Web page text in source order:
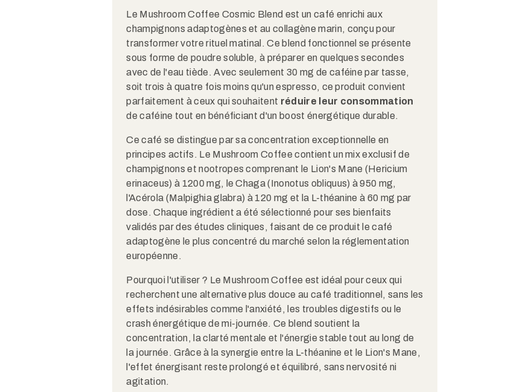
Le Mushroom Coffee Cosmic Blend est un café enrichi aux
champignons adaptogènes et au collagène marin, conçu pour
transformer votre rituel matinal. Ce blend fonctionnel se présente
sous forme de poudre soluble, à préparer en quelques secondes
avec de l'eau tiède. Avec seulement 30 mg de caféine par tasse,
soit trois à quatre fois moins qu'un espresso, ce produit convient
parfaitement à ceux qui souhaitent réduire leur consommation
de caféine tout en bénéficiant d'un boost énergétique durable.​​
Ce café se distingue par sa concentration exceptionnelle en
principes actifs. Le Mushroom Coffee contient un mix exclusif de
champignons et nootropes comprenant le Lion's Mane (Hericium
erinaceus) à 1200 mg, le Chaga (Inonotus obliquus) à 950 mg,
l'Acérola (Malpighia glabra) à 120 mg et la L-théanine à 60 mg par
dose. Chaque ingrédient a été sélectionné pour ses bienfaits
validés par des études cliniques, faisant de ce produit le café
adaptogène le plus concentré du marché selon la réglementation
européenne.​​
Pourquoi l'utiliser ? Le Mushroom Coffee est idéal pour ceux qui
recherchent une alternative plus douce au café traditionnel, sans les
effets indésirables comme l'anxiété, les troubles digestifs ou le
crash énergétique de mi-journée. Ce blend soutient la
concentration, la clarté mentale et l'énergie stable tout au long de
la journée. Grâce à la synergie entre la L-théanine et le Lion's Mane,
l'effet énergisant reste prolongé et équilibré, sans nervosité ni
agitation.​